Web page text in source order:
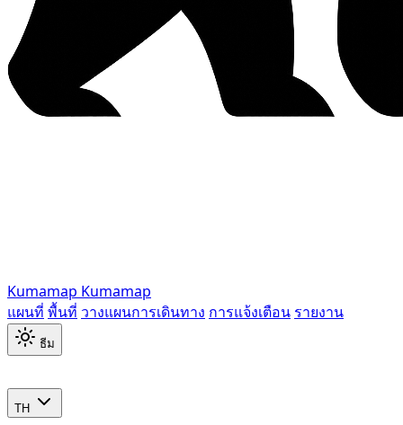
Kumamap Kumamap
แผนที่ พื้นที่ วางแผนการเดินทาง การแจ้งเตือน รายงาน
ธีม
TH